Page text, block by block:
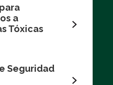
a
Tóxicas
Seguridad